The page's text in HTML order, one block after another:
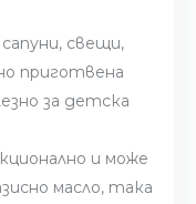
свещи,
приготвена
за детска
и може
масло, така